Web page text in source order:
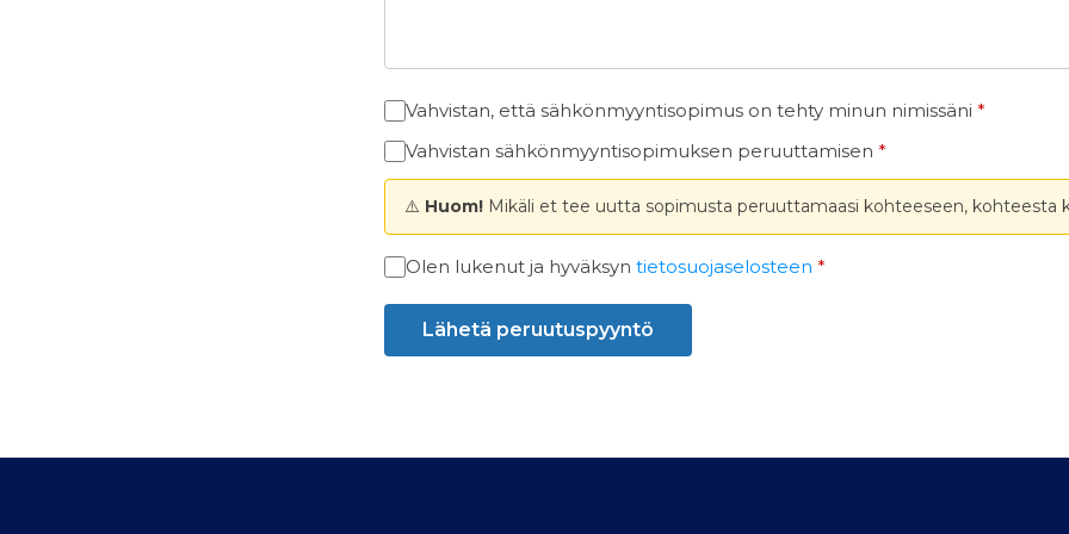
Vahvistan, että sähkönmyyntisopimus on tehty minun nimissäni *
Vahvistan sähkönmyyntisopimuksen peruuttamisen *
⚠️ Huom! Mikäli et tee uutta sopimusta peruuttamaasi kohteeseen, kohteesta
Olen lukenut ja hyväksyn tietosuojaselosteen *
Lähetä peruutuspyyntö